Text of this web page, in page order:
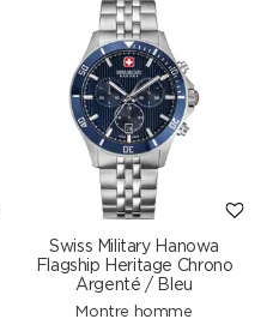
Swiss Military Hanowa
Flagship Heritage Chrono
Argenté / Bleu
Montre homme